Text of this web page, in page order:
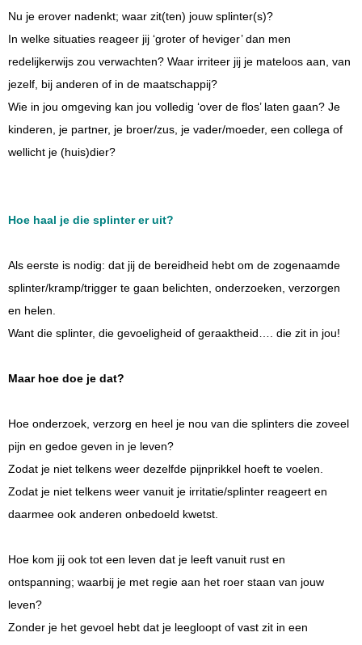
Nu je erover nadenkt; waar zit(ten) jouw splinter(s)?
In welke situaties reageer jij ‘groter of heviger’ dan men
redelijkerwijs zou verwachten? Waar irriteer jij je mateloos aan, van
jezelf, bij anderen of in de maatschappij?
Wie in jou omgeving kan jou volledig ‘over de flos’ laten gaan? Je
kinderen, je partner, je broer/zus, je vader/moeder, een collega of
wellicht je (huis)dier?
Hoe haal je die splinter er uit?
Als eerste is nodig: dat jij de bereidheid hebt om de zogenaamde
splinter/kramp/trigger te gaan belichten, onderzoeken, verzorgen
en helen.
Want die splinter, die gevoeligheid of geraaktheid…. die zit in jou!
Maar hoe doe je dat?
Hoe onderzoek, verzorg en heel je nou van die splinters die zoveel
pijn en gedoe geven in je leven?
Zodat je niet telkens weer dezelfde pijnprikkel hoeft te voelen.
Zodat je niet telkens weer vanuit je irritatie/splinter reageert en
daarmee ook anderen onbedoeld kwetst.
Hoe kom jij ook tot een leven dat je leeft vanuit rust en
ontspanning; waarbij je met regie aan het roer staan van jouw
leven?
Zonder je het gevoel hebt dat je leegloopt of vast zit in een